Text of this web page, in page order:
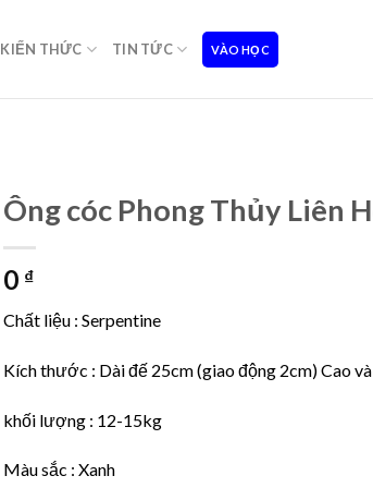
KIẾN THỨC TIN TỨC VÀO HỌC
Ông cóc Phong Thủy Liên
0 ₫
Chất liệu : Serpentine
Kích thước : Dài đế 25cm (giao động 2cm) Cao
khối lượng : 12-15kg
Màu sắc : Xanh